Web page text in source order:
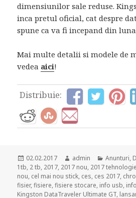
dimensiunilor sale reduse.
inca pretul oficial, cat despre
spune ca va fi incepand din
Mai multe detalii si modele de
vedea aici!
Distribuie:
Posted
on
02.02.2017 Author
admin Categories
Anunturi,
1tb, 2 tb, 2017, 2017 nou, 2017
nou, cel mai nou stick, ces, ces 2017,
fisier,fisiere,fisiere stocare, info usb,
Kingston DataTraveler Ultimate GT,